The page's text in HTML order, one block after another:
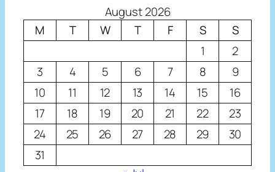
August 2026
M
T W T F S
S
1
2
3
4 5 6 7 8
9
10
11 12 13 14 15
16
17
18 19 20 21 22
23
24
25 26 27 28 29
30
31